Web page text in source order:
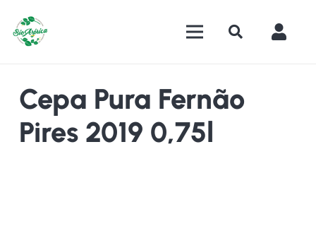
Cepa Pura Fernão
Pires 2019 0,75l